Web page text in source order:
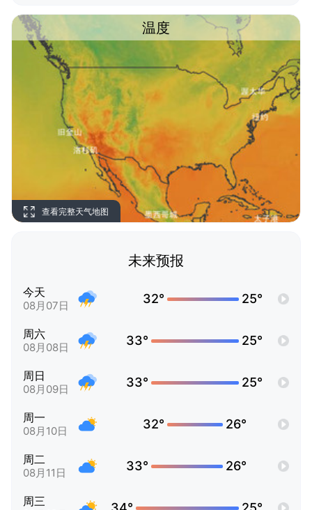
温度
查看完整天气地图
未来预报
今天
08月07日 32° 25°
周六
08月08日 33° 25°
周日
08月09日 33° 25°
周一
08月10日 32° 26°
周二
08月11日 33° 26°
周三